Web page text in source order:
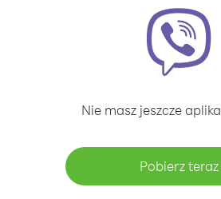
Nie masz jeszcze
Pobierz teraz